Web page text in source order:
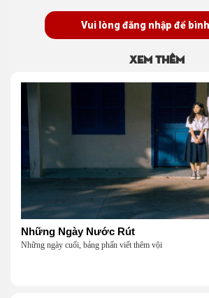
Vui lòng đăng nhập để
Xem thêm
Những Ngày Nước Rút
Những ngày cuối, bảng phấn viết thêm vội